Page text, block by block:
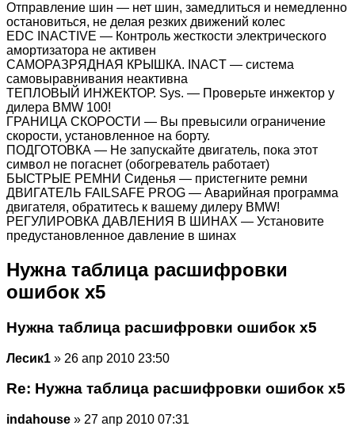
Отправление шин — нет шин, замедлиться и немедленно
остановиться, не делая резких движений колес
EDC INACTIVE — Контроль жесткости электрического
амортизатора не активен
САМОРАЗРЯДНАЯ КРЫШКА. INACT — система
самовыравнивания неактивна
ТЕПЛОВЫЙ ИНЖЕКТОР. Sys. — Проверьте инжектор у
дилера BMW 100!
ГРАНИЦА СКОРОСТИ — Вы превысили ограничение
скорости, установленное на борту.
ПОДГОТОВКА — Не запускайте двигатель, пока этот
символ не погаснет (обогреватель работает)
БЫСТРЫЕ РЕМНИ Сиденья — пристегните ремни
ДВИГАТЕЛЬ FAILSAFE PROG — Аварийная программа
двигателя, обратитесь к вашему дилеру BMW!
РЕГУЛИРОВКА ДАВЛЕНИЯ В ШИНАХ — Установите
предустановленное давление в шинах
Нужна таблица расшифровки
ошибок х5
Нужна таблица расшифровки ошибок х5
Лесик1 » 26 апр 2010 23:50
Re: Нужна таблица расшифровки ошибок х5
indahouse » 27 апр 2010 07:31